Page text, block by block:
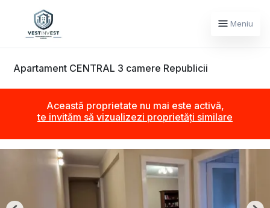
Meniu
Apartament CENTRAL 3 camere Republicii
Această proprietate nu mai este activă,
te invităm să vizualizezi proprietăți similare